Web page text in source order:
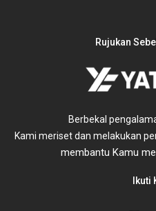
Rujukan
Berbekal
Kami meriset dan melakukan
membantu Kamu
Ikuti